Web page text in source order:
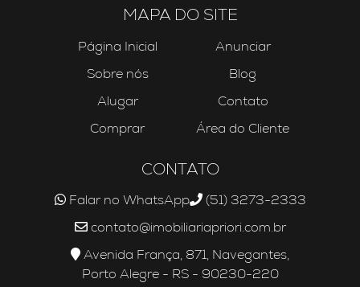
MAPA DO SITE
Página Inicial
Sobre nós
Alugar
Comprar
Anunciar
Blog
Contato
Área do Cliente
CONTATO
Falar no WhatsApp
(51) 3273-2333
contato@imobiliariapriori.com.br
Avenida França, 871, Navegantes,
Porto Alegre - RS - 90230-220